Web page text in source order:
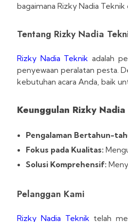
bagaimana Rizky Nadia
Tentang Rizky Nadia
Rizky Nadia Teknik adalah
penyewaan peralatan pesta.
kebutuhan acara Anda, baik
Keunggulan Rizky
Pengalaman Bertahun-
Fokus pada Kualitas:
Solusi Komprehensif:
Pelanggan Kami
Rizky Nadia Teknik telah